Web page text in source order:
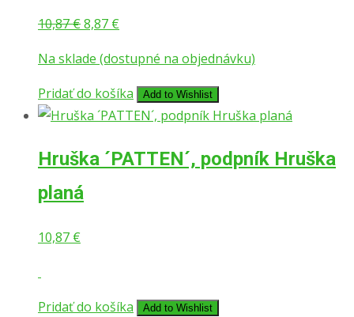
10,87€Pôvodná
bola:
10,87 €.
8,87 €
je:
8,87 €.
Na sklade (dostupné na objednávku)
Pridať do košíka
Add to Wishlist
Hruška ´PATTEN´, podpník Hruška
planá
10,87 €
Pridať do košíka Add to Wishlist